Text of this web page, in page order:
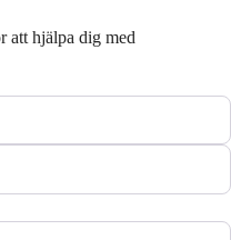
att hjälpa dig med